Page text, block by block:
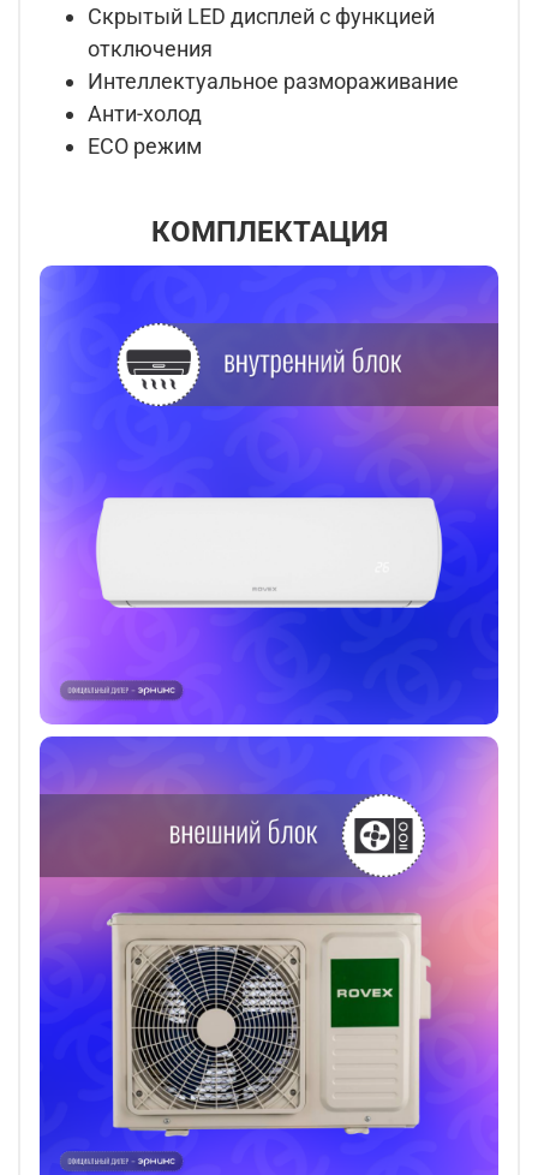
Скрытый LED дисплей с функцией
отключения
Интеллектуальное размораживание
Анти-холод
ECO режим
КОМПЛЕКТАЦИЯ